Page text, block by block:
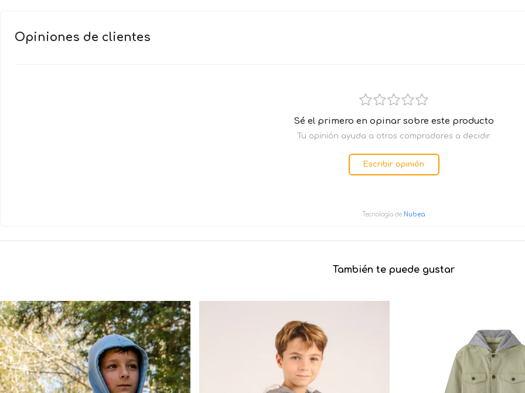
Opiniones de clientes
Sé el primero en opinar sobre este producto
Tu opinión ayuda a otros compradores a decidir.
Escribir opinión
Tecnología de Nubea
También te puede gustar